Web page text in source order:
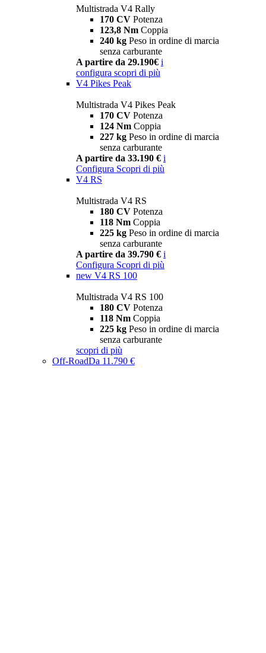
Multistrada V4 Rally
170 CV Potenza
123,8 Nm Coppia
240 kg Peso in ordine di marcia
senza carburante
A partire da 29.190€ i
configura scopri di più
V4 Pikes Peak
Multistrada V4 Pikes Peak
170 CV Potenza
124 Nm Coppia
227 kg Peso in ordine di marcia
senza carburante
A partire da 33.190 € i
Configura Scopri di più
V4 RS
Multistrada V4 RS
180 CV Potenza
118 Nm Coppia
225 kg Peso in ordine di marcia
senza carburante
A partire da 39.790 € i
Configura Scopri di più
new V4 RS 100
Multistrada V4 RS 100
180 CV Potenza
118 Nm Coppia
225 kg Peso in ordine di marcia
senza carburante
scopri di più
Off-RoadDa 11.790 €